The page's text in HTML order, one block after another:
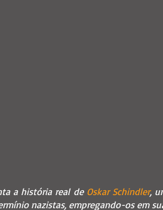
a história real de Oskar Schindler,
nazistas, empregando-os em